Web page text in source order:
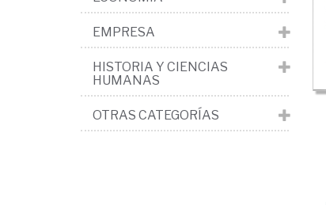
EMPRESA
HISTORIA Y CIENCIAS
HUMANAS
OTRAS CATEGORÍAS